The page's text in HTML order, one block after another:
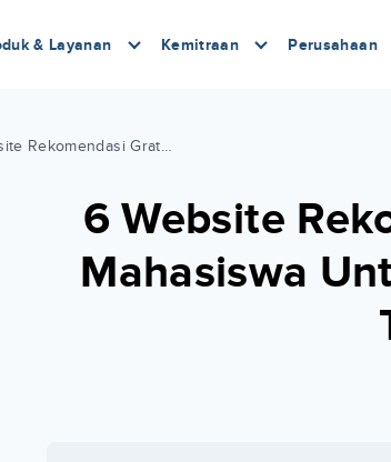
& Layanan Kemitraan Perusahaan
6 Website Rekomendasi Gratis Bagi Mahasiswa Untuk Persiapan Belajar TOEFL
6 Website
Mahasiswa